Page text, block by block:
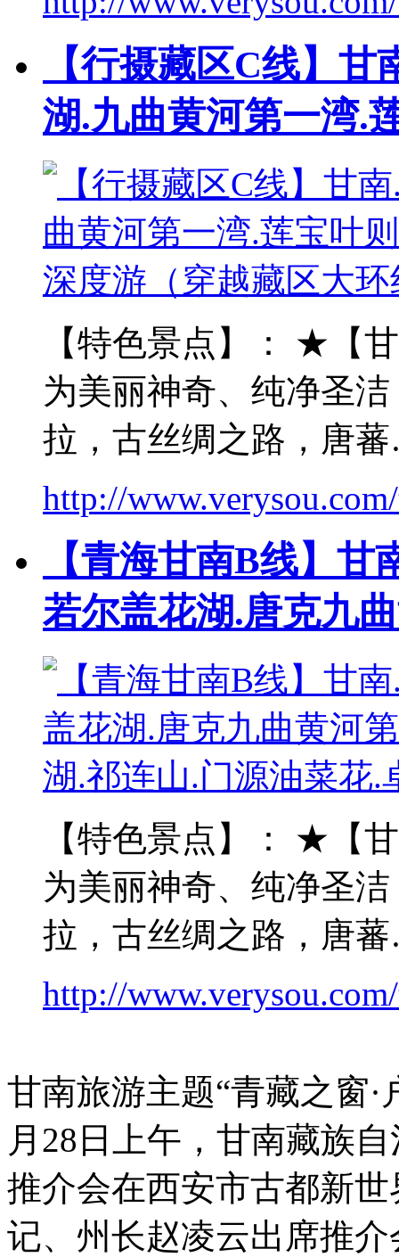
【行摄藏区C线】
湖.九曲黄河第一湾.
【特色景点】： ★【
为美丽神奇、纯净圣
拉，古丝绸之路，唐
http://
【青海甘南B线】
若尔盖花湖.唐克九
【特色景点】： ★【
为美丽神奇、纯净圣
拉，古丝绸之路，唐
http://
甘南旅游主题“青藏之窗
月28日上午，甘南藏族
推介会在西安市古都新
记、州长赵凌云出席推